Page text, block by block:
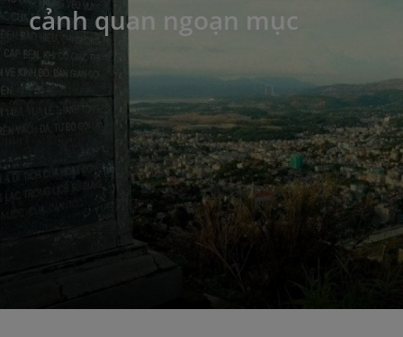
cảnh quan ngoạn mục